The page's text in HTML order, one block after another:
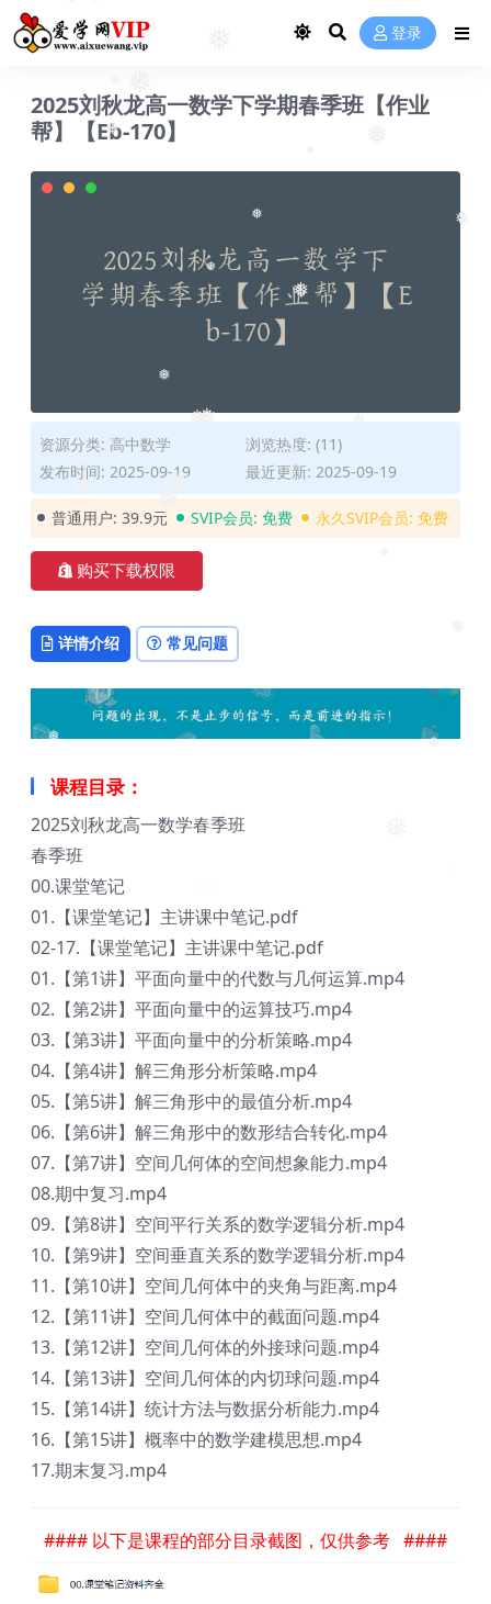
❅
❅ ❅
❅
❅
❅
❅
❅
❅
❅
❅
❅ 登录
2025刘秋龙高一数学下学期春季班【作业
帮】【Eb-170】
资源分类: 高中数学
浏览热度: (11)
发布时间: 2025-09-19
最近更新: 2025-09-19
普通用户: 39.9元 SVIP会员: 免费 永久SVIP会员: 免费
购买下载权限
详情介绍 常见问题
课程目录：
2025刘秋龙高一数学春季班
春季班
00.课堂笔记
01.【课堂笔记】主讲课中笔记.pdf
02-17.【课堂笔记】主讲课中笔记.pdf
01.【第1讲】平面向量中的代数与几何运算.mp4
02.【第2讲】平面向量中的运算技巧.mp4
03.【第3讲】平面向量中的分析策略.mp4
04.【第4讲】解三角形分析策略.mp4
05.【第5讲】解三角形中的最值分析.mp4
06.【第6讲】解三角形中的数形结合转化.mp4
07.【第7讲】空间几何体的空间想象能力.mp4
08.期中复习.mp4
09.【第8讲】空间平行关系的数学逻辑分析.mp4
10.【第9讲】空间垂直关系的数学逻辑分析.mp4
11.【第10讲】空间几何体中的夹角与距离.mp4
12.【第11讲】空间几何体中的截面问题.mp4
13.【第12讲】空间几何体的外接球问题.mp4
14.【第13讲】空间几何体的内切球问题.mp4
15.【第14讲】统计方法与数据分析能力.mp4
16.【第15讲】概率中的数学建模思想.mp4
17.期末复习.mp4
#### 以下是课程的部分目录截图，仅供参考 ####